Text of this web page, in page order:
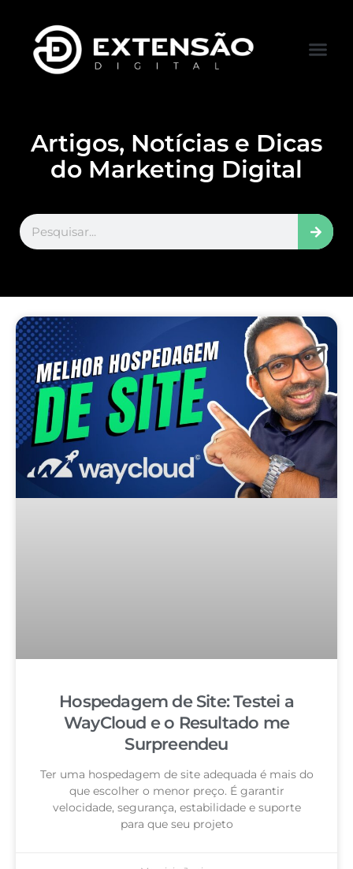
Artigos, Notícias e Dicas
do Marketing Digital
Hospedagem de Site: Testei a
WayCloud e o Resultado me
Surpreendeu
Ter uma hospedagem de site adequada é mais do
que escolher o menor preço. É garantir
velocidade, segurança, estabilidade e suporte
para que seu projeto